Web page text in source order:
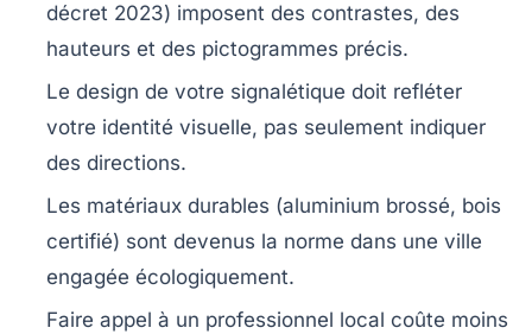
décret 2023) imposent des contrastes, des
hauteurs et des pictogrammes précis.
Le design de votre signalétique doit refléter
votre identité visuelle, pas seulement indiquer
des directions.
Les matériaux durables (aluminium brossé, bois
certifié) sont devenus la norme dans une ville
engagée écologiquement.
Faire appel à un professionnel local coûte moins